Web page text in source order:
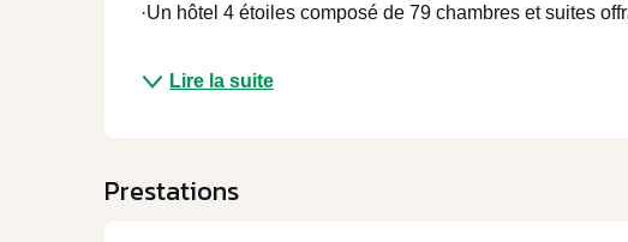
·Un hôtel 4 étoiles composé de 79 chambres et suites
Lire la suite
Prestations